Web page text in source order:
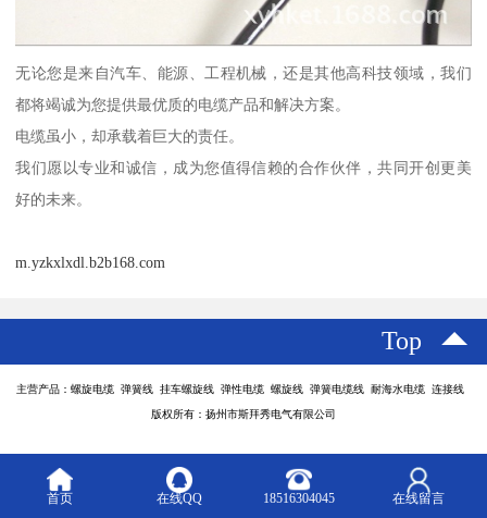
无论您是来自汽车、能源、工程机械，还是其他高科技领域，我们
都将竭诚为您提供最优质的电缆产品和解决方案。
电缆虽小，却承载着巨大的责任。
我们愿以专业和诚信，成为您值得信赖的合作伙伴，共同开创更美
好的未来。
m.yzkxlxdl.b2b168.com
Top
主营产品：螺旋电缆 弹簧线 挂车螺旋线 弹性电缆 螺旋线 弹簧电缆线 耐海水电缆 连接线
版权所有：扬州市斯拜秀电气有限公司
首页 在线QQ 18516304045 在线留言